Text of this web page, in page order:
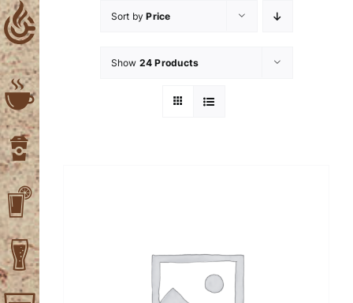
Skip
to
content
Sort byPrice
Show 24 Products